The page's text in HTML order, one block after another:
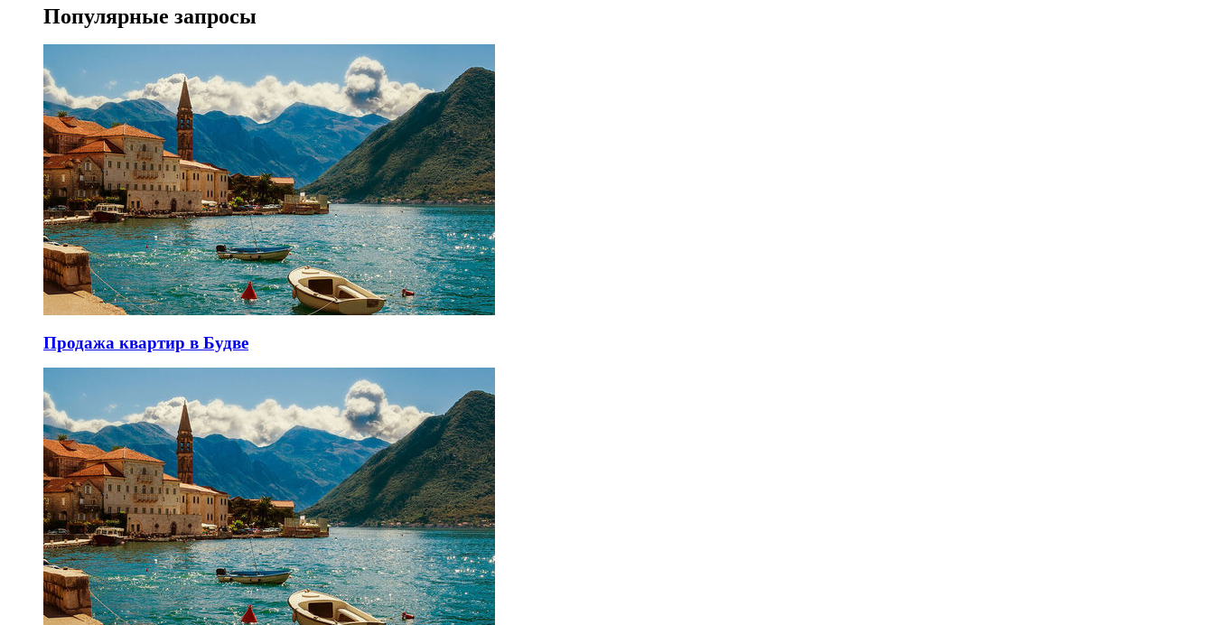
Популярные запросы
Продажа квартир в Будве